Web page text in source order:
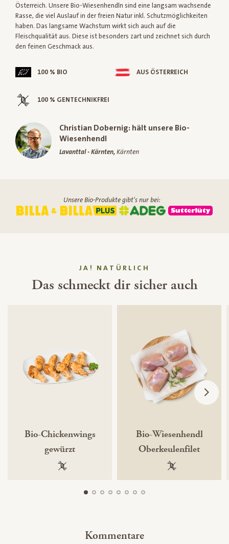
Österreich. Unsere Bio-Wiesenhendln sind eine langsam wachsende
Rasse, die viel Auslauf in der freien Natur inkl. Schutzmöglichkeiten
haben. Das langsame Wachstum wirkt sich auch auf die
Fleischqualität aus. Diese ist besonders zart und zeichnet sich durch
den feinen Geschmack aus.
100 % BIO AUS ÖSTERREICH
100 % GENTECHNIKFREI
Christian Dobernig: hält unsere Bio-
Wiesenhendl
Lavanttal - Kärnten, Kärnten
Unsere Bio-Produkte gibt's nur bei:
JA! NATÜRLICH
Das schmeckt dir sicher auch
Bio-Chickenwings
gewürzt
100 % gentechnikfrei
Bio-Wiesenhendl
Oberkeulenfilet
100 %
Kommentare